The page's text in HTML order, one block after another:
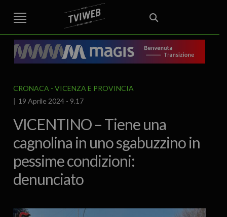
STREET TG CRONACA VENETO
VICENZA E PROVINCIA
AREA BERICA
ECONOMIA ATTUALITA’ POLITICA
EDITORIALE ITALIA E MONDO CURIOSITÀ – LIFESTYLE
CULTURA ARTE
SPORT
IL GRAFFIO FOOD & DRINK
CRONACA
VICENZA E PROVINCIA
19 Aprile 2024 - 9.17
VICENTINO – Tiene una
cagnolina in uno sgabuzzino in
pessime condizioni:
denunciato